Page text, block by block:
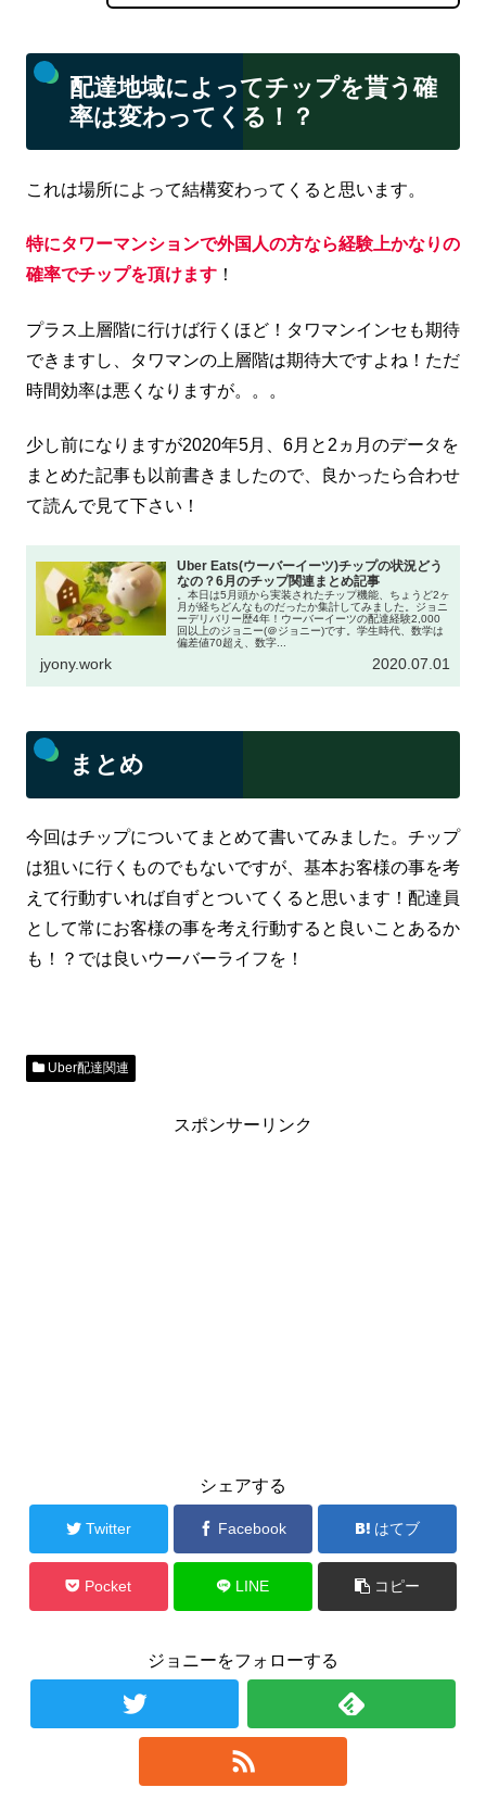
配達地域によってチップを貰う確
率は変わってくる！？
これは場所によって結構変わってくると思います。
特にタワーマンションで外国人の方なら経験上かなりの
確率でチップを頂けます ！
プラス上層階に行けば行くほど！タワマンインセも期待
できますし、タワマンの上層階は期待大ですよね！ただ
時間効率は悪くなりますが。。。
少し前になりますが2020年5月、6月と2ヵ月のデータを
まとめた記事も以前書きましたので、良かったら合わせ
て読んで見て下さい！
Uber Eats(ウーバーイーツ)チップの状況どう
なの？6月のチップ関連まとめ記事
。本日は5月頭から実装されたチップ機能、ちょうど2ヶ
月が経ちどんなものだったか集計してみました。ジョニ
ーデリバリー歴4年！ウーバーイーツの配達経験2,000
回以上のジョニー(＠ジョニー)です。学生時代、数学は
偏差値70超え、数字...
jyony.work 2020.07.01
まとめ
今回はチップについてまとめて書いてみました。チップ
は狙いに行くものでもないですが、基本お客様の事を考
えて行動すいれば自ずとついてくると思います！配達員
として常にお客様の事を考え行動すると良いことあるか
も！？では良いウーバーライフを！
Uber配達関連
スポンサーリンク
シェアする
Twitter Facebook はてブ
Pocket LINE コピー
ジョニーをフォローする